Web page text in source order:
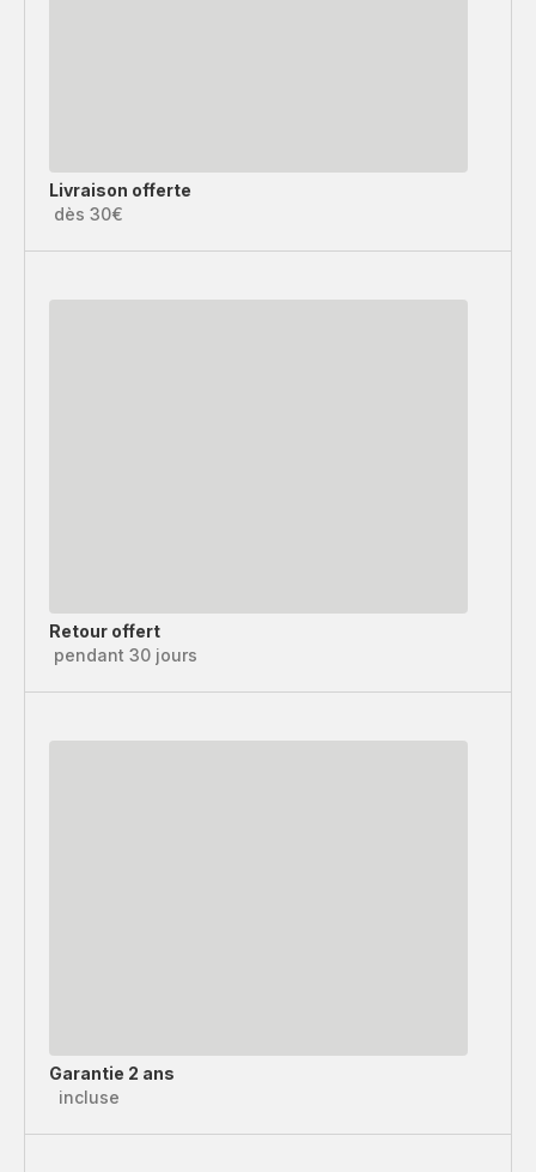
Livraison offerte
dès 30€
Retour offert
pendant 30 jours
Garantie 2 ans
incluse